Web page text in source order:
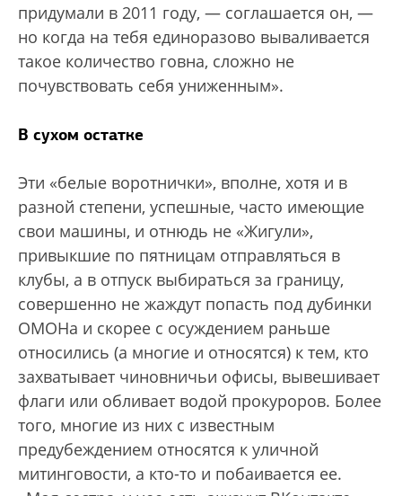
придумали в 2011 году, — соглашается он, —
но когда на тебя единоразово вываливается
такое количество говна, сложно не
почувствовать себя униженным».
В сухом остатке
Эти «белые воротнички», вполне, хотя и в
разной степени, успешные, часто имеющие
свои машины, и отнюдь не «Жигули»,
привыкшие по пятницам отправляться в
клубы, а в отпуск выбираться за границу,
совершенно не жаждут попасть под дубинки
ОМОНа и скорее с осуждением раньше
относились (а многие и относятся) к тем, кто
захватывает чиновничьи офисы, вывешивает
флаги или обливает водой прокуроров. Более
того, многие из них с известным
предубеждением относятся к уличной
митинговости, а кто-то и побаивается ее.